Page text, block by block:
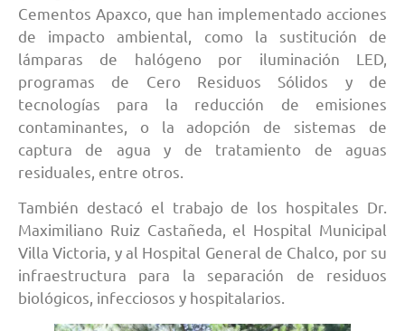
Cementos Apaxco, que han implementado acciones
de impacto ambiental, como la sustitución de
lámparas de halógeno por iluminación LED,
programas de Cero Residuos Sólidos y de
tecnologías para la reducción de emisiones
contaminantes, o la adopción de sistemas de
captura de agua y de tratamiento de aguas
residuales, entre otros.
También destacó el trabajo de los hospitales Dr.
Maximiliano Ruiz Castañeda, el Hospital Municipal
Villa Victoria, y al Hospital General de Chalco, por su
infraestructura para la separación de residuos
biológicos, infecciosos y hospitalarios.